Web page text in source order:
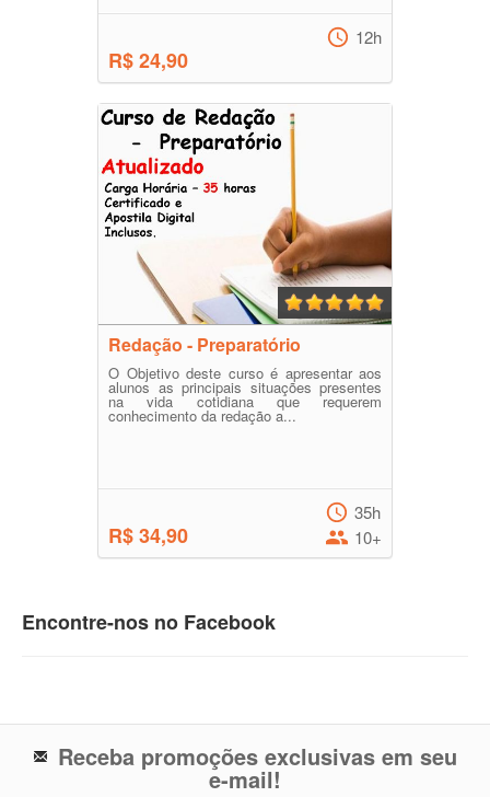
R$ 24,90
12h
Redação - Preparatório
O Objetivo deste curso é apresentar aos
alunos as principais situações presentes
na vida cotidiana que requerem
conhecimento da redação a...
R$ 34,90
35h
10+
Encontre-nos no Facebook
Receba promoções exclusivas em seu
e-mail!